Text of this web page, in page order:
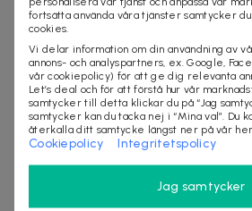
Exani Sports AB
Organisationsnummer
http://www.exani.se
VÄLJ
Andra som kollat på
fortsätta använda våra tjänster samtycker
cookies.
Vi delar information om din användning av
annons- och analyspartners, ex. Google,
vår cookiepolicy) för att ge dig relevanta
Let’s deal och för att förstå hur vår
samtycker till detta klickar du på “Jag
samtycker kan du tacka nej i “Mina val”. Du
återkalla ditt samtycke längst ner på vår
Cookiepolicy Integritetspolicy
Jag samtycker